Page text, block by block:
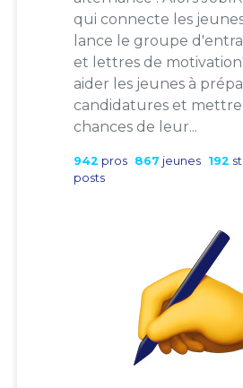
qui connecte les
lance le groupe
et lettres de
aider les jeunes à
candidatures et
chances de leur...
942 pros 867 jeunes 192
posts